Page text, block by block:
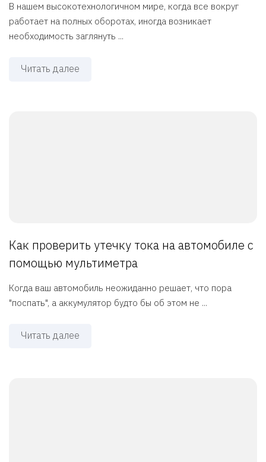
В нашем высокотехнологичном мире, когда все вокруг
работает на полных оборотах, иногда возникает
необходимость заглянуть ...
Читать далее
Как проверить утечку тока на автомобиле с
помощью мультиметра
Когда ваш автомобиль неожиданно решает, что пора
"поспать", а аккумулятор будто бы об этом не ...
Читать далее